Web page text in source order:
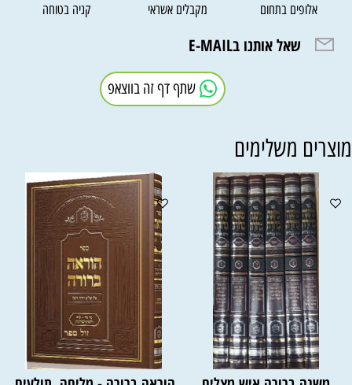
אלופים בתחום מקבלים אשראי קניה בטוחה
שאל אותנו בE-MAIL
שתף דף זה בווצאפ
משלימים